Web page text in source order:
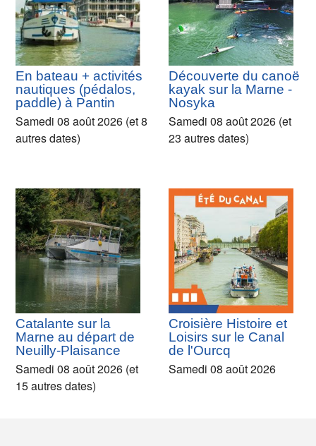
En bateau + activités
nautiques (pédalos,
paddle) à Pantin
Samedi 08 août 2026 (et 8
autres dates)
Découverte du canoë
kayak sur la Marne -
Nosyka
Samedi 08 août 2026 (et
23 autres dates)
Catalante sur la
Marne au départ de
Neuilly-Plaisance
Samedi 08 août 2026 (et
15 autres dates)
Croisière Histoire et
Loisirs sur le Canal
de l'Ourcq
Samedi 08 août 2026